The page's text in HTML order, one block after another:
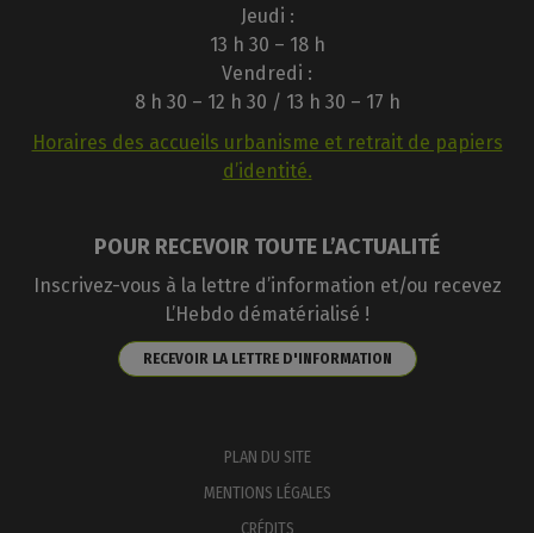
Jeudi :
13 h 30 – 18 h
Vendredi :
8 h 30 – 12 h 30 / 13 h 30 – 17 h
Horaires des accueils urbanisme et retrait de papiers
d’identité.
POUR RECEVOIR TOUTE L’ACTUALITÉ
Inscrivez-vous à la lettre d’information et/ou recevez
L’Hebdo dématérialisé !
RECEVOIR LA LETTRE D'INFORMATION
PLAN DU SITE
MENTIONS LÉGALES
CRÉDITS